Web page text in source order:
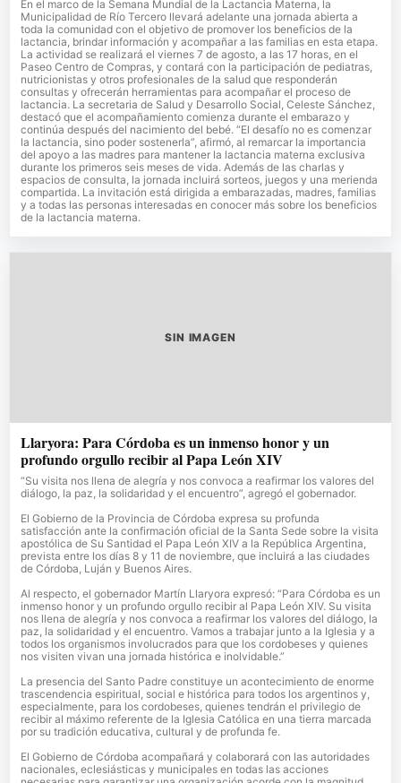
En el marco de la Semana Mundial de la Lactancia Materna, la
Municipalidad de Río Tercero llevará adelante una jornada abierta a
toda la comunidad con el objetivo de promover los beneficios de la
lactancia, brindar información y acompañar a las familias en esta etapa.
La actividad se realizará el viernes 7 de agosto, a las 17 horas, en el
Paseo Centro de Compras, y contará con la participación de pediatras,
nutricionistas y otros profesionales de la salud que responderán
consultas y ofrecerán herramientas para acompañar el proceso de
lactancia. La secretaria de Salud y Desarrollo Social, Celeste Sánchez,
destacó que el acompañamiento comienza durante el embarazo y
continúa después del nacimiento del bebé. “El desafío no es comenzar
la lactancia, sino poder sostenerla”, afirmó, al remarcar la importancia
del apoyo a las madres para mantener la lactancia materna exclusiva
durante los primeros seis meses de vida. Además de las charlas y
espacios de consulta, la jornada incluirá sorteos, juegos y una merienda
compartida. La invitación está dirigida a embarazadas, madres, familias
y a todas las personas interesadas en conocer más sobre los beneficios
de la lactancia materna.
SIN IMAGEN
Llaryora: Para Córdoba es un inmenso honor y un
profundo orgullo recibir al Papa León XIV
“Su visita nos llena de alegría y nos convoca a reafirmar los valores del
diálogo, la paz, la solidaridad y el encuentro”, agregó el gobernador.
El Gobierno de la Provincia de Córdoba expresa su profunda
satisfacción ante la confirmación oficial de la Santa Sede sobre la visita
apostólica de Su Santidad el Papa León XIV a la República Argentina,
prevista entre los días 8 y 11 de noviembre, que incluirá a las ciudades
de Córdoba, Luján y Buenos Aires.
Al respecto, el gobernador Martín Llaryora expresó: “Para Córdoba es un
inmenso honor y un profundo orgullo recibir al Papa León XIV. Su visita
nos llena de alegría y nos convoca a reafirmar los valores del diálogo, la
paz, la solidaridad y el encuentro. Vamos a trabajar junto a la Iglesia y a
todos los organismos involucrados para que los cordobeses y quienes
nos visiten vivan una jornada histórica e inolvidable.”
La presencia del Santo Padre constituye un acontecimiento de enorme
trascendencia espiritual, social e histórica para todos los argentinos y,
especialmente, para los cordobeses, quienes tendrán el privilegio de
recibir al máximo referente de la Iglesia Católica en una tierra marcada
por su tradición educativa, cultural y de profunda fe.
El Gobierno de Córdoba acompañará y colaborará con las autoridades
nacionales, eclesiásticas y municipales en todas las acciones